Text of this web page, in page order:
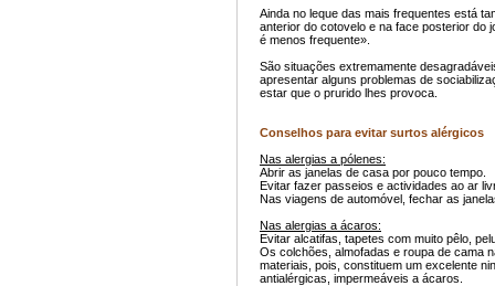
Ainda no leque das mais frequentes está
anterior do cotovelo e na face posterior do
é menos frequente».
São situações extremamente
apresentar alguns problemas de
estar que o prurido lhes provoca.
Conselhos para evitar surtos alérgicos
Nas alergias a pólenes:
Abrir as janelas de casa por pouco tempo.
Evitar fazer passeios e actividades ao ar
Nas viagens de automóvel, fechar as
Nas alergias a ácaros:
Evitar alcatifas, tapetes com muito pêlo,
Os colchões, almofadas e roupa de cama
materiais, pois, constituem um excelente
antialérgicas, impermeáveis a ácaros.